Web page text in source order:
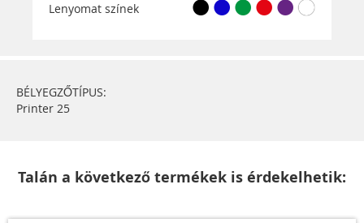
Lenyomat színek
BÉLYEGZŐTÍPUS:
Printer 25
Talán a következő termékek is érdekelhetik: